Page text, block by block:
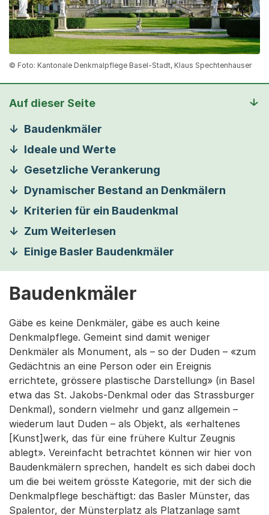
© Foto: Kantonale Denkmalpflege Basel-Stadt, Klaus Spechtenhauser
Auf dieser Seite
Baudenkmäler
Ideale und Werte
Gesetzliche Verankerung
Dynamischer Bestand an Denkmälern
Kriterien für ein Baudenkmal
Zum Weiterlesen
Einige Basler Baudenkmäler
Baudenkmäler
Gäbe es keine Denkmäler, gäbe es auch keine
Denkmalpflege. Gemeint sind damit weniger
Denkmäler als Monument, als – so der Duden – «zum
Gedächtnis an eine Person oder ein Ereignis
errichtete, grössere plastische Darstellung» (in Basel
etwa das St. Jakobs-Denkmal oder das Strassburger
Denkmal), sondern vielmehr und ganz allgemein –
wiederum laut Duden – als Objekt, als «erhaltenes
[Kunst]werk, das für eine frühere Kultur Zeugnis
ablegt». Vereinfacht betrachtet können wir hier von
Baudenkmälern sprechen, handelt es sich dabei doch
um die bei weitem grösste Kategorie, mit der sich die
Denkmalpflege beschäftigt: das Basler Münster, das
Spalentor, der Münsterplatz als Platzanlage samt